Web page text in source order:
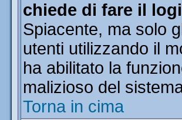
chiede di fare il
Spiacente, ma solo
utenti utilizzando il
ha abilitato la
malizioso del
Torna in cima